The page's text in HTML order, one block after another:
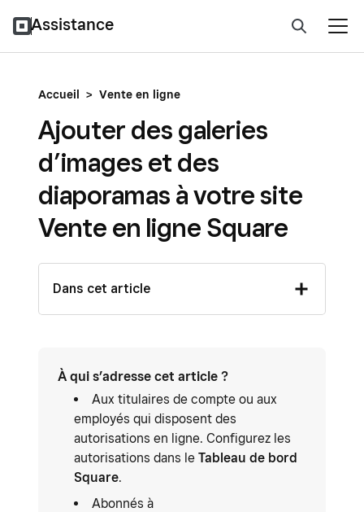
Assistance
Accueil > Vente en ligne
Ajouter des galeries
d’images et des
diaporamas à votre site
Vente en ligne Square
Dans cet article
À qui s’adresse cet article ?
Aux titulaires de compte ou aux
employés qui disposent des
autorisations en ligne. Configurez les
autorisations dans le Tableau de bord
Square.
Abonnés à